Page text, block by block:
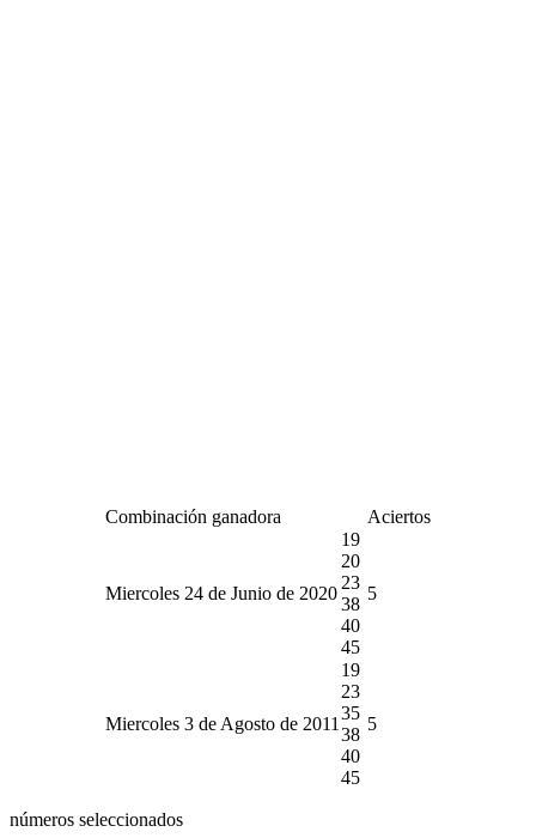
Combinación ganadora Aciertos
Miercoles 24 de Junio de 2020
19
20
23
38
40
45
5
Miercoles 3 de Agosto de 2011
19
23
35
38
40
45
5
números seleccionados